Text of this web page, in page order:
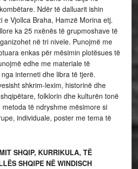
Ndër të dalluarit ishin
e Vjollca Braha, Hamzë Morina etj.
ka 25 nxënës të grupmoshave të
në tri nivele. Punojmë me
enkas për mësimin plotësues të
edhe me materiale të
interneti dhe libra të tjerë.
shkrim-lexim, historinë dhe
folklorin dhe kulturën tonë
të ndryshme mësimore si
individuale, poster me tema të
SHQIP, KURRIKULA, TË
SHQIPE NË WINDISCH